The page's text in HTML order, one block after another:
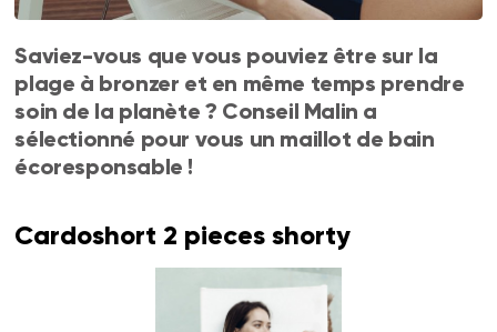
Saviez-vous que vous pouviez être sur la
plage à bronzer et en même temps prendre
soin de la planète ? Conseil Malin a
sélectionné pour vous un maillot de bain
écoresponsable !
Cardoshort 2 pieces shorty